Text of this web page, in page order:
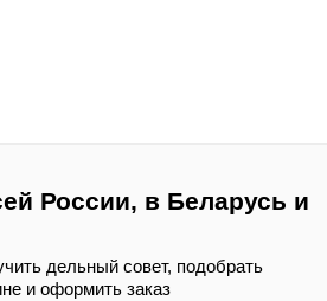
России, в Беларусь и
дельный совет, подобрать
и оформить заказ